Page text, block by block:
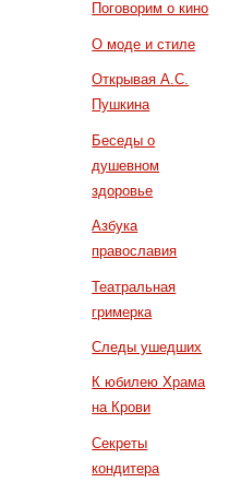
Поговорим о кино
О моде и стиле
Открывая А.С.
Пушкина
Беседы о
душевном
здоровье
Азбука
православия
Театральная
гримерка
Следы ушедших
К юбилею Храма
на Крови
Секреты
кондитера